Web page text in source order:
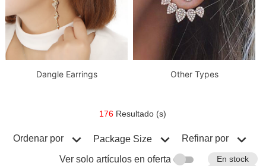
Dangle Earrings Other Types
176 Resultado (s)
Ordenar por Package Size Refinar por
Ver solo artículos en oferta
En stock